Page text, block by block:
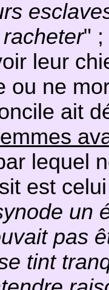
" ;
leur
ou ne
ait
lequel
est
un
pas
tint